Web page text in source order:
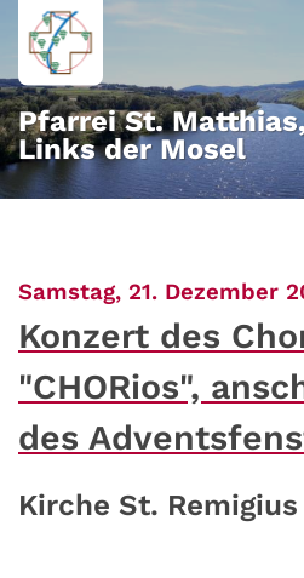
Zum Inhalt springen
Pfarrei St.
Links der Mosel
Samstag, 21. Dezember
Konzert des
"CHORios",
des
Kirche St.